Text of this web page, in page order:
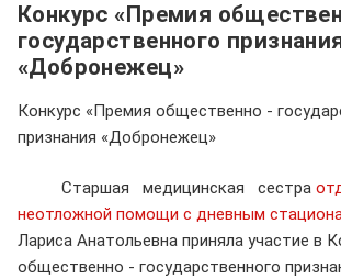
Конкурс «Премия
государственного
«Добронежец»
Конкурс «Премия общественно -
признания «Добронежец»
Старшая медицинская сестра
неотложной помощи с дневным
Лариса Анатольевна приняла участие в
общественно - государственного